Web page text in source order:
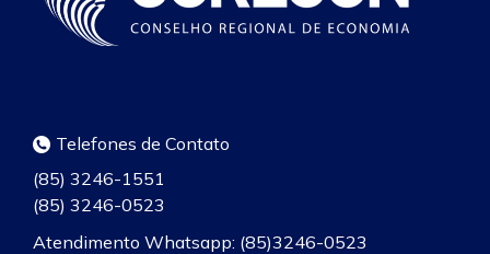
Telefones de Contato
(85) 3246-1551
(85) 3246-0523
Atendimento Whatsapp: (85)3246-0523